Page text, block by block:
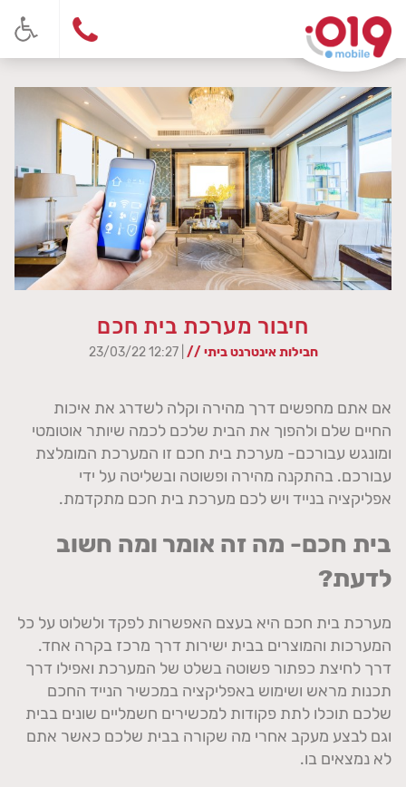
חיבור מערכת בית חכם
חבילות אינטרנט ביתי // | 12:27 23/03/22
אם אתם מחפשים דרך מהירה וקלה לשדרג את איכות
החיים שלם ולהפוך את הבית שלכם לכמה שיותר אוטומטי
ומונגש עבורכם- מערכת בית חכם זו המערכת המומלצת
עבורכם. בהתקנה מהירה ופשוטה ובשליטה על ידי
אפליקציה בנייד ויש לכם מערכת בית חכם מתקדמת.
בית חכם- מה זה אומר ומה חשוב
לדעת?
מערכת בית חכם היא בעצם האפשרות לפקד ולשלוט על כל
המערכות והמוצרים בבית ישירות דרך מרכז בקרה אחד.
דרך לחיצת כפתור פשוטה בשלט של המערכת ואפילו דרך
תכנות מראש ושימוש באפליקציה במכשיר הנייד החכם
שלכם תוכלו לתת פקודות למכשירים חשמליים שונים בבית
וגם לבצע מעקב אחרי מה שקורה בבית שלכם כאשר אתם
לא נמצאים בו.